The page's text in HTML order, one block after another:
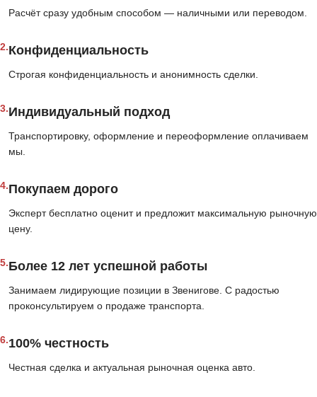
Расчёт сразу удобным способом — наличными или переводом.
2.Конфиденциальность
Строгая конфиденциальность и анонимность сделки.
3.Индивидуальный подход
Транспортировку, оформление и переоформление оплачиваем
мы.
4.Покупаем дорого
Эксперт бесплатно оценит и предложит максимальную рыночную
цену.
5.Более 12 лет успешной работы
Занимаем лидирующие позиции в Звенигове. С радостью
проконсультируем о продаже транспорта.
6.100% честность
Честная сделка и актуальная рыночная оценка авто.